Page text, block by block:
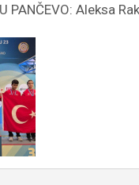
PANČEVO: Aleksa